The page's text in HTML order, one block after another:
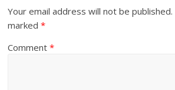
Your email address will not be published.
marked*
Comment*